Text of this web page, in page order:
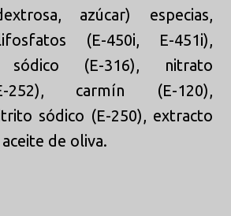
azúcar) especias,
(E-450i, E-451i),
sódico (E-316), nitrato
252), carmín (E-120),
sódico (E-250), extracto
de oliva.